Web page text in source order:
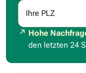
Ihre PLZ
Hohe
den letzten 24